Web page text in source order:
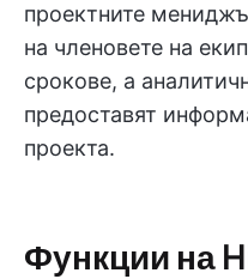
проектните
на членовете на
срокове, а
предоставят
проекта.
Функции на